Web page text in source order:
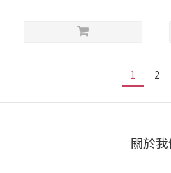
1 2
關於